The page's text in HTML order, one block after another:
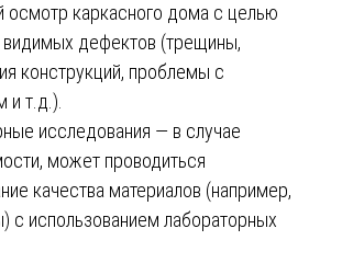
осмотр каркасного дома с целью
видимых дефектов (трещины,
конструкций, проблемы с
и т.д.).
исследования — в случае
может проводиться
качества материалов (например,
с использованием лабораторных